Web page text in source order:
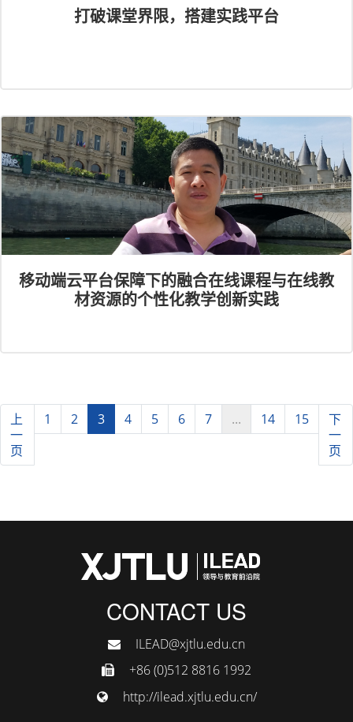
打破课堂界限，搭建实践平台
移动端云平台保障下的融合在线课程与在线教
材资源的个性化教学创新实践
上
一
页
1 2 3 4 5 6 7 ... 14 15
下
一
页
CONTACT US
ILEAD@xjtlu.edu.cn
+86 (0)512 8816 1992
http://ilead.xjtlu.edu.cn/